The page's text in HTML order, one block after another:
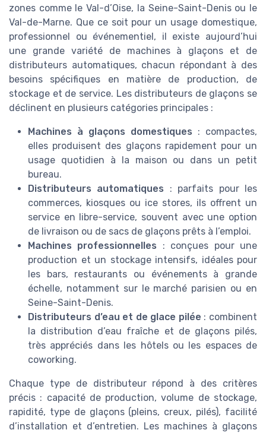
zones comme le Val-d’Oise, la Seine-Saint-Denis ou le
Val-de-Marne. Que ce soit pour un usage domestique,
professionnel ou événementiel, il existe aujourd’hui
une grande variété de machines à glaçons et de
distributeurs automatiques, chacun répondant à des
besoins spécifiques en matière de production, de
stockage et de service. Les distributeurs de glaçons se
déclinent en plusieurs catégories principales :
Machines à glaçons domestiques : compactes,
elles produisent des glaçons rapidement pour un
usage quotidien à la maison ou dans un petit
bureau.
Distributeurs automatiques : parfaits pour les
commerces, kiosques ou ice stores, ils offrent un
service en libre-service, souvent avec une option
de livraison ou de sacs de glaçons prêts à l’emploi.
Machines professionnelles : conçues pour une
production et un stockage intensifs, idéales pour
les bars, restaurants ou événements à grande
échelle, notamment sur le marché parisien ou en
Seine-Saint-Denis.
Distributeurs d’eau et de glace pilée : combinent
la distribution d’eau fraîche et de glaçons pilés,
très appréciés dans les hôtels ou les espaces de
coworking.
Chaque type de distributeur répond à des critères
précis : capacité de production, volume de stockage,
rapidité, type de glaçons (pleins, creux, pilés), facilité
d’installation et d’entretien. Les machines à glaçons